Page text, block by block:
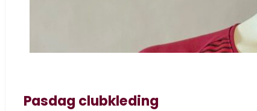
Pasdag clubkleding